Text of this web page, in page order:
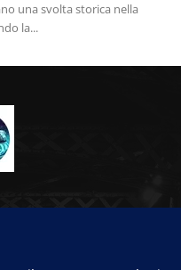
una svolta storica nella
la...